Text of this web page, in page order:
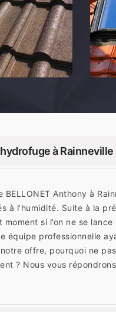
à Rainneville
Anthony à
à l’humidité. Suite à la
si l’on ne se
équipe professionnelle
offre, pourquoi ne
? Nous vous